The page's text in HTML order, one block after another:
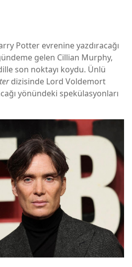
Potter evrenine yazdıracağı
gelen Cillian Murphy,
son noktayı koydu. Ünlü
dizisinde Lord Voldemort
yönündeki spekülasyonları